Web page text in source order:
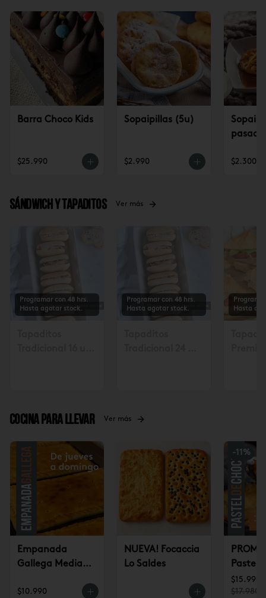
Barra Choco Kids
$25.990
Sopaipillas (5u)
$2.990 $2.300
Sándwich y tapaditos Ver más
Programar con 48 hrs.
Hasta agotar stock.
Programar con 48 hrs.
Hasta agotar stock.
Hasta
Cocina para llevar Ver más
Empanada
Gallega Mediana
domingo)
$10.990
NUEVA! Focaccia
Lo Saldes
-11 %
Pastel
(2u)
$15.990
$17.980